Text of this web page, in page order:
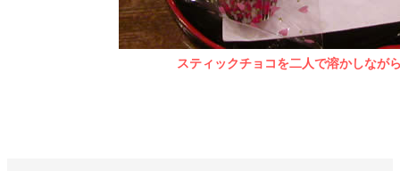
スティックチョコを二人で溶かしなが